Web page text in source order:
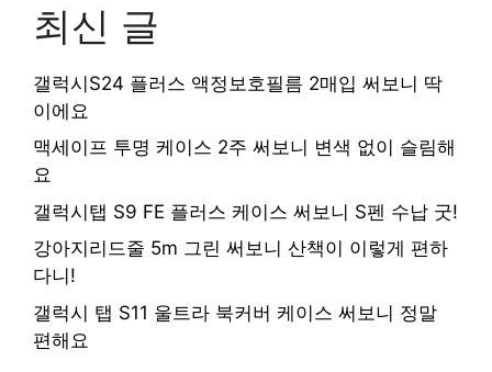
최신 글
갤럭시S24 플러스 액정보호필름 2매입 써보니 딱
이에요
맥세이프 투명 케이스 2주 써보니 변색 없이 슬림해
요
갤럭시탭 S9 FE 플러스 케이스 써보니 S펜 수납 굿!
강아지리드줄 5m 그린 써보니 산책이 이렇게 편하
다니!
갤럭시 탭 S11 울트라 북커버 케이스 써보니 정말
편해요